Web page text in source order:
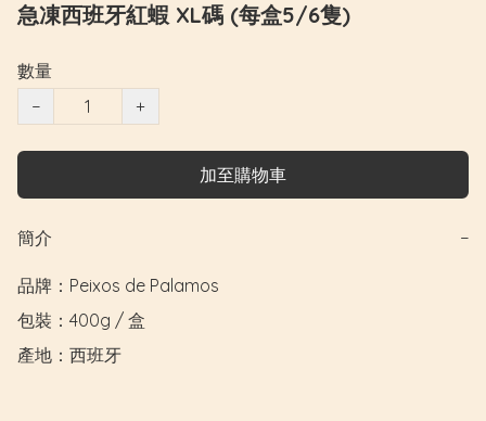
急凍西班牙紅蝦 XL碼 (每盒5/6隻)
數量
−
+
加至購物車
簡介 −
品牌：Peixos de Palamos
包裝：400g / 盒
產地：西班牙